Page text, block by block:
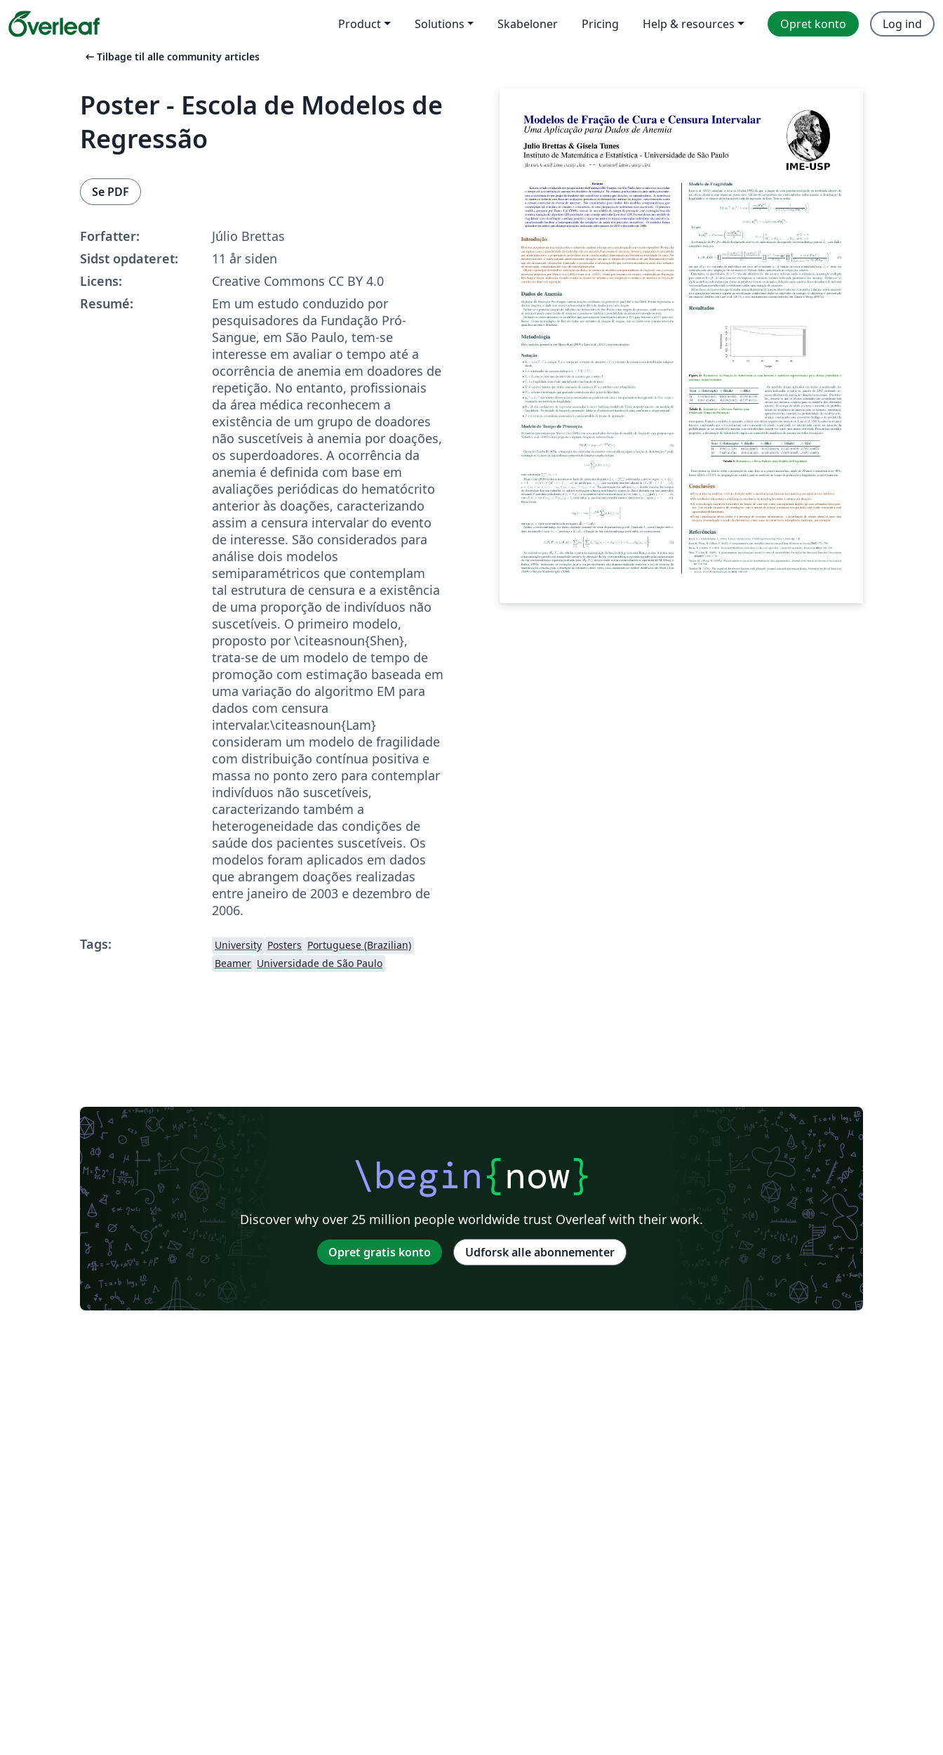
Product Solutions Skabeloner Pricing Help & resources Opret konto Log ind
arrow_left_alt Tilbage til alle community articles
Poster - Escola de Modelos de
Regressão
Se PDF
Forfatter:
Júlio Brettas
Sidst opdateret:
11 år siden
Licens:
Creative Commons CC BY 4.0
Resumé:
Em um estudo conduzido por
pesquisadores da Fundação Pró-
Sangue, em São Paulo, tem-se
interesse em avaliar o tempo até a
ocorrência de anemia em doadores de
repetição. No entanto, profissionais
da área médica reconhecem a
existência de um grupo de doadores
não suscetíveis à anemia por doações,
os superdoadores. A ocorrência da
anemia é definida com base em
avaliações periódicas do hematócrito
anterior às doações, caracterizando
assim a censura intervalar do evento
de interesse. São considerados para
análise dois modelos
semiparamétricos que contemplam
tal estrutura de censura e a existência
de uma proporção de indivíduos não
suscetíveis. O primeiro modelo,
proposto por \citeasnoun{Shen},
trata-se de um modelo de tempo de
promoção com estimação baseada em
uma variação do algoritmo EM para
dados com censura
intervalar.\citeasnoun{Lam}
consideram um modelo de fragilidade
com distribuição contínua positiva e
massa no ponto zero para contemplar
indivíduos não suscetíveis,
caracterizando também a
heterogeneidade das condições de
saúde dos pacientes suscetíveis. Os
modelos foram aplicados em dados
que abrangem doações realizadas
entre janeiro de 2003 e dezembro de
2006.
Tags:
University Posters Portuguese (Brazilian)
Beamer Universidade de São Paulo
\begin{now}
Discover why over 25 million people worldwide trust Overleaf with their work.
Opret gratis konto Udforsk alle abonnementer